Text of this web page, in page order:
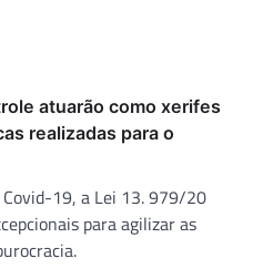
atuarão como xerifes
realizadas para o
19, a Lei 13. 979/20
para agilizar as